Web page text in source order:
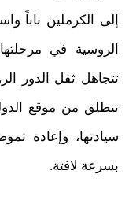
إلى الكرملين باباً
الروسية في
تتجاهل ثقل الدور
تنطلق من موقع
سيادتها، وإعادة
بسرعة لافتة.